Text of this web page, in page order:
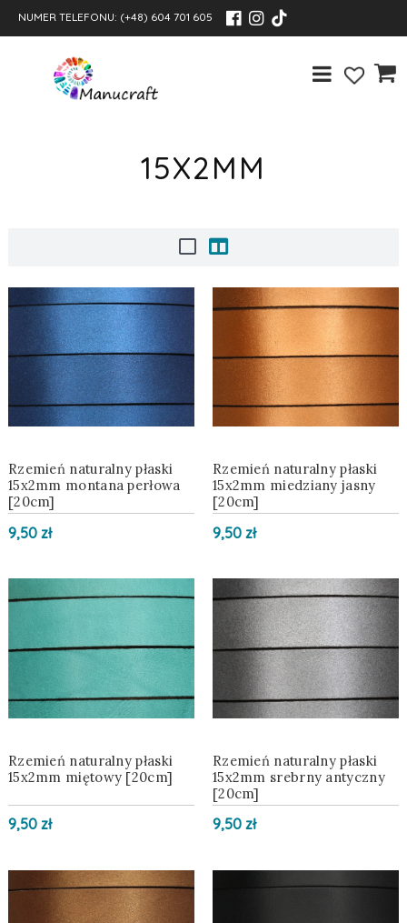
NUMER TELEFONU: (+48) 604 701 605
15X2MM
Rzemień naturalny płaski
15x2mm montana perłowa
[20cm]
9,50 zł
Rzemień naturalny płaski
15x2mm miedziany jasny
[20cm]
9,50 zł
Rzemień naturalny płaski
15x2mm miętowy [20cm]
9,50 zł
Rzemień naturalny płaski
15x2mm srebrny antyczny
[20cm]
9,50 zł